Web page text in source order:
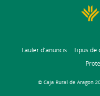
Tauler d'anuncis Tipus de
© Caja Rural de Aragon